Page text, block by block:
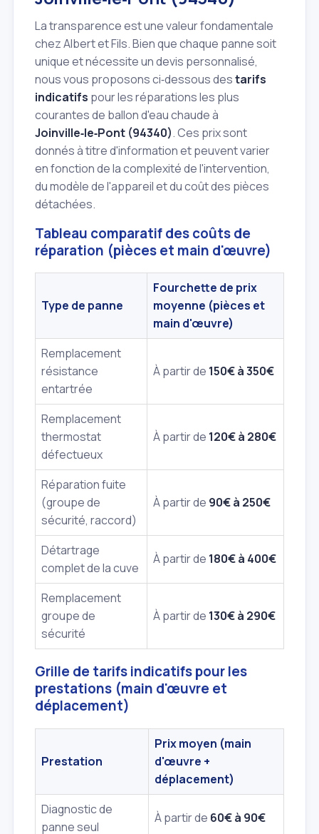
La transparence est une valeur fondamentale
chez Albert et Fils. Bien que chaque panne soit
unique et nécessite un devis personnalisé,
nous vous proposons ci‑dessous destarifs
indicatifs pour les réparations les plus
courantes de ballon d'eau chaude à
Joinville‑le‑Pont (94340). Ces prix sont
donnés à titre d'information et peuvent varier
en fonction de la complexité de l'intervention,
du modèle de l'appareil et du coût des pièces
détachées.
Tableau comparatif des coûts de
réparation (pièces et main d'œuvre)
Type de panne
Fourchette de prix
moyenne (pièces et
main d'œuvre)
Remplacement
résistance
entartrée
À partir de 150€ à 350€
Remplacement
thermostat
défectueux
À partir de 120€ à 280€
Réparation fuite
(groupe de
sécurité, raccord)
À partir de 90€ à 250€
Détartrage
complet de la cuve
À partir de 180€ à 400€
Remplacement
groupe de
sécurité
À partir de 130€ à 290€
Grille de tarifs indicatifs pour les
prestations (main d'œuvre et
déplacement)
Prestation
Prix moyen (main
d'œuvre +
déplacement)
Diagnostic de
panne seul
À partir de 60€ à 90€